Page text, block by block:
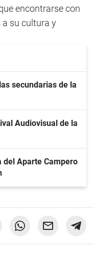
encontrarse con
a su cultura y
secundarias de la
Audiovisual de la
del Aparte Campero